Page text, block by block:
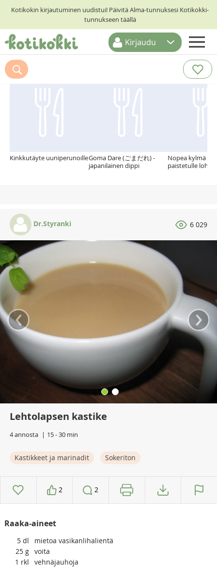
Kotikokin kirjautuminen uudistui! Päivitä Alma-tunnuksesi Kotikokki-
tunnukseen täällä
ETUSIVU
RESEPTIHAKU
Kirjaudu
Suosittelemme myös
Kinkkutäyte uuniperunoilleGoma Dare (ごまだれ) -
japanilainen dippi
Nopea kylmä
paistetulle
Dr.Styranki 6 029
‹ ›
Lehtolapsen kastike
4 annosta 15 - 30 min
Kastikkeet ja marinadit Sokeriton
2 2
Raaka-aineet
5 dl
mietoa vasikanlihalientä
25 g voita
1 rkl
vehnäjauhoja